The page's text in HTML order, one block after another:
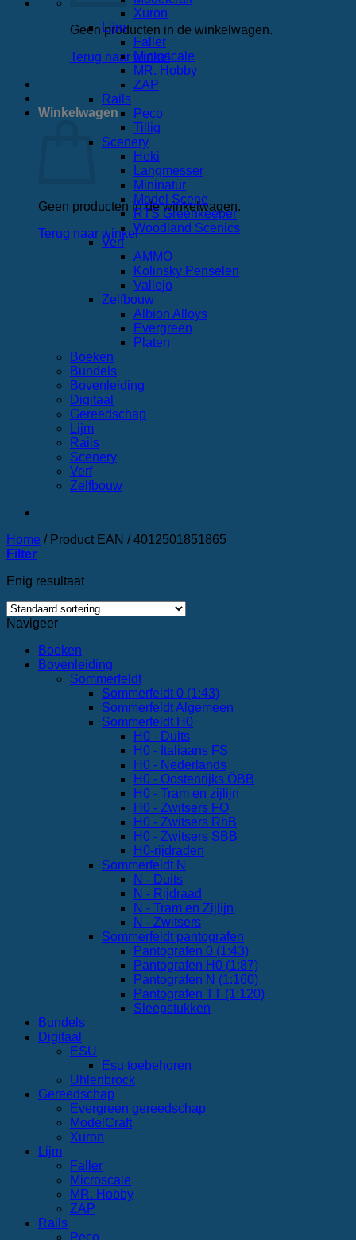
Geen producten in de winkelwagen.
Terug naar winkel
Winkelwagen
Geen producten in de winkelwagen.
Terug naar winkel
Xuron
Lijm
Faller
Microscale
MR. Hobby
ZAP
Rails
Peco
Tillig
Scenery
Heki
Langmesser
Mininatur
Model Scene
RTS Greenkeeper
Woodland Scenics
Verf
AMMO
Kolinsky Penselen
Vallejo
Zelfbouw
Albion Alloys
Evergreen
Platen
Boeken
Bundels
Bovenleiding
Digitaal
Gereedschap
Lijm
Rails
Scenery
Verf
Zelfbouw
Home /Product EAN /4012501851865
Filter
Enig resultaat
Navigeer
Boeken
Bovenleiding
Sommerfeldt
Sommerfeldt 0 (1:43)
Sommerfeldt Algemeen
Sommerfeldt H0
H0 - Duits
H0 - Italiaans FS
H0 - Nederlands
H0 - Oostenrijks ÖBB
H0 - Tram en zijlijn
H0 - Zwitsers FO
H0 - Zwitsers RhB
H0 - Zwitsers SBB
H0-rijdraden
Sommerfeldt N
N - Duits
N - Rijdraad
N - Tram en Zijlijn
N - Zwitsers
Sommerfeldt pantografen
Pantografen 0 (1:43)
Pantografen H0 (1:87)
Pantografen N (1:160)
Pantografen TT (1:120)
Sleepstukken
Bundels
Digitaal
ESU
Esu toebehoren
Uhlenbrock
Gereedschap
Evergreen gereedschap
ModelCraft
Xuron
Lijm
Faller
Microscale
MR. Hobby
ZAP
Rails
Peco